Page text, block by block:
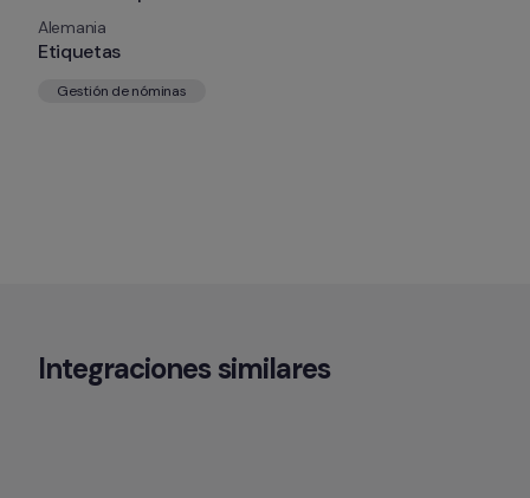
Alemania
Etiquetas
Gestión de nóminas
Integraciones similares